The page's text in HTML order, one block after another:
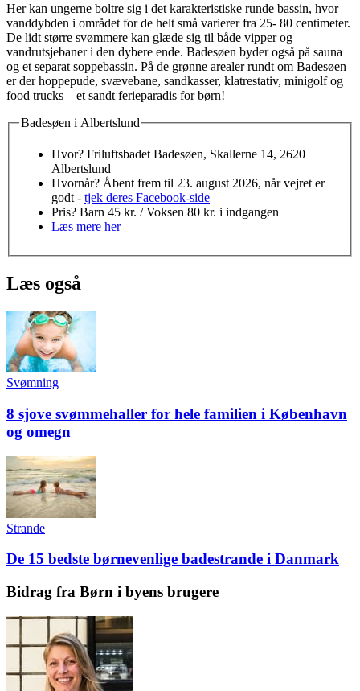
Her kan ungerne boltre sig i det karakteristiske runde bassin, hvor
vanddybden i området for de helt små varierer fra 25- 80 centimeter.
De lidt større svømmere kan glæde sig til både vipper og
vandrutsjebaner i den dybere ende. Badesøen byder også på sauna
og et separat soppebassin. På de grønne arealer rundt om Badesøen
er der hoppepude, svævebane, sandkasser, klatrestativ, minigolf og
food trucks – et sandt ferieparadis for børn!
Badesøen i Albertslund
Hvor? Friluftsbadet Badesøen, Skallerne 14, 2620
Albertslund
Hvornår? Åbent frem til 23. august 2026, når vejret er
godt - tjek deres Facebook-side
Pris? Barn 45 kr. / Voksen 80 kr. i indgangen
Læs mere her
Læs også
Svømning
8 sjove svømmehaller for hele familien i København
og omegn
Strande
De 15 bedste børnevenlige badestrande i Danmark
Bidrag fra Børn i byens brugere